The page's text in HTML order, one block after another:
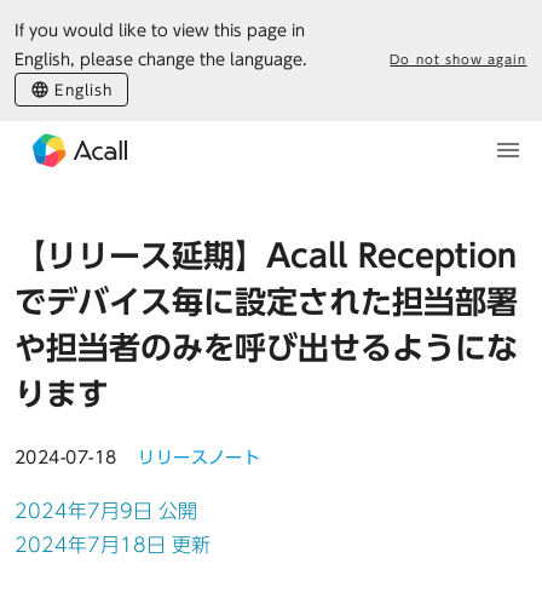
If you would like to view this page in
English, please change the language.
English
Do not show again
【リリース延期】Acall Reception
でデバイス毎に設定された担当部署
や担当者のみを呼び出せるようにな
ります
2024-07-18 リリースノート
2024年7月9日 公開
2024年7月18日 更新